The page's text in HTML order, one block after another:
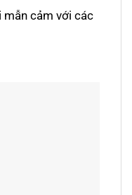
cảm với các